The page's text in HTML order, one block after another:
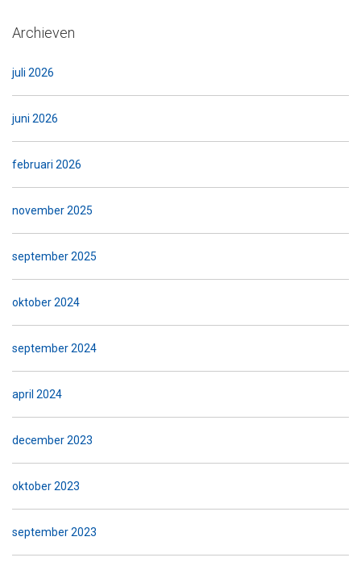
Archieven
juli 2026
juni 2026
februari 2026
november 2025
september 2025
oktober 2024
september 2024
april 2024
december 2023
oktober 2023
september 2023